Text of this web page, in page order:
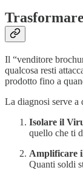
Il “venditore
qualcosa resti
prodotto fino a
La diagnosi serve a
Isolare il
quello che ti
Amplificare
Quanti soldi